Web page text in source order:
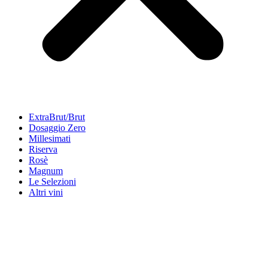
ExtraBrut/Brut
Dosaggio Zero
Millesimati
Riserva
Rosè
Magnum
Le Selezioni
Altri vini